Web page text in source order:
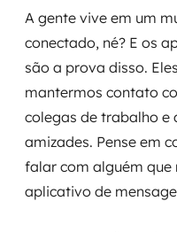
A gente vive em um
conectado, né? E os
são a prova disso.
mantermos contato
colegas de trabalho e
amizades. Pense em
falar com alguém que
aplicativo de